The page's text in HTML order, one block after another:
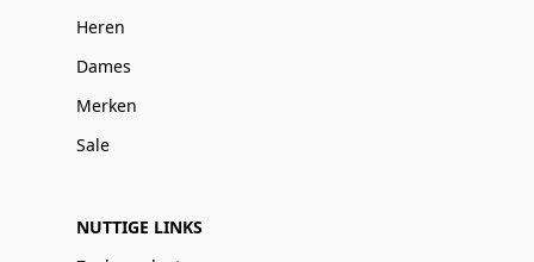
Heren
Dames
Merken
Sale
NUTTIGE LINKS